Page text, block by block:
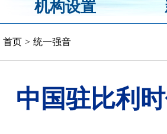
机构设置
首页 > 统一强音
中国驻比利